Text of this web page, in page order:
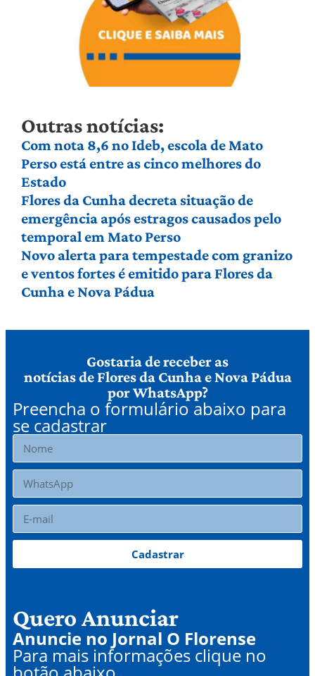
Outras notícias:
Com nota 8,6 no Ideb, escola de Mato
Perso está entre as cinco melhores do
Estado
Flores da Cunha decreta situação de
emergência após estragos causados pelo
temporal em Mato Perso
Novo alerta para tempestade com granizo
e ventos fortes é emitido para Flores da
Cunha e Nova Pádua
Gostaria de receber as
notícias de Flores da Cunha e Nova Pádua
por WhatsApp?
Preencha o formulário abaixo para
se cadastrar
Cadastrar
Quero Anunciar
Anuncie no Jornal O Florense
Para mais informações clique no